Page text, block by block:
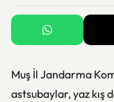
Muş İl Jandarma
astsubaylar, yaz kış